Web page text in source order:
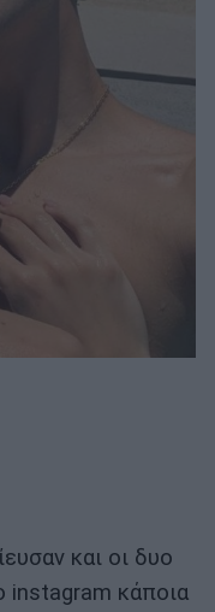
και οι δυο
instagram κάποια